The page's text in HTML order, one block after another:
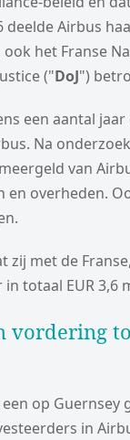
Airbus
het Franse
("DoJ")
een aantal
Na
van
overheden.
met de
totaal EUR 3,6
vordering
een op
in